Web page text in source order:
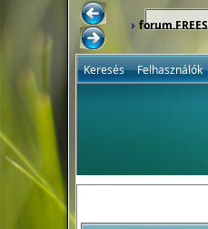
Keresés Felhasználók